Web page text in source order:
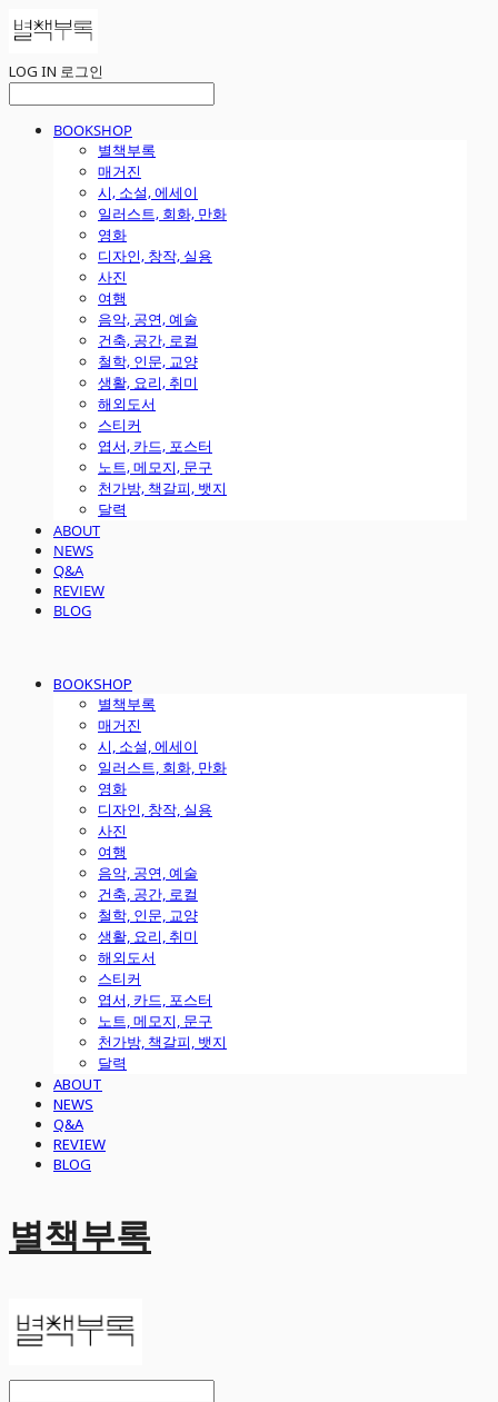
LOG IN 로그인
BOOKSHOP
별책부록
매거진
시, 소설, 에세이
일러스트, 회화, 만화
영화
디자인, 창작, 실용
사진
여행
음악, 공연, 예술
건축, 공간, 로컬
철학, 인문, 교양
생활, 요리, 취미
해외도서
스티커
엽서, 카드, 포스터
노트, 메모지, 문구
천가방, 책갈피, 뱃지
달력
ABOUT
NEWS
Q&A
REVIEW
BLOG
BOOKSHOP
별책부록
매거진
시, 소설, 에세이
일러스트, 회화, 만화
영화
디자인, 창작, 실용
사진
여행
음악, 공연, 예술
건축, 공간, 로컬
철학, 인문, 교양
생활, 요리, 취미
해외도서
스티커
엽서, 카드, 포스터
노트, 메모지, 문구
천가방, 책갈피, 뱃지
달력
ABOUT
NEWS
Q&A
REVIEW
BLOG
별책부록